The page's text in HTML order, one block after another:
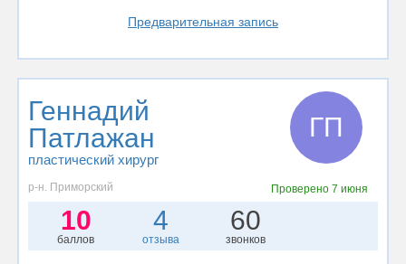
Предварительная запись
Геннадий
Патлажан
пластический хирург
ГП
р-н. Приморский Проверено7 июня
10
баллов
4
отзыва
60
звонков